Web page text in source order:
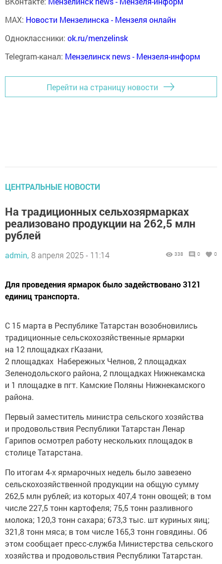
MAX: Новости Мензелинска - Мензеля онлайн
Одноклассники: ok.ru/menzelinsk
Telegram-канал: Мензелинск news - Мензеля-информ
Перейти на страницу новости
ЦЕНТРАЛЬНЫЕ НОВОСТИ
На традиционных сельхозярмарках
реализовано продукции на 262,5 млн
рублей
admin, 8 апреля 2025 - 11:14 338 0 0
Для проведения ярмарок было задействовано 3121
единиц транспорта.
С 15 марта в Республике Татарстан возобновились
традиционные сельскохозяйственные ярмарки
на 12 площадках гКазани,
2 площадках Набережных Челнов, 2 площадках
Зеленодольского района, 2 площадках Нижнекамска
и 1 площадке в пгт. Камские Поляны Нижнекамского
района.
Первый заместитель министра сельского хозяйства
и продовольствия Республики Татарстан Ленар
Гарипов осмотрел работу нескольких площадок в
столице Татарстана.
По итогам 4-х ярмарочных недель было завезено
сельскохозяйственной продукции на общую сумму
262,5 млн рублей; из которых 407,4 тонн овощей; в том
числе 227,5 тонн картофеля; 75,5 тонн разливного
молока; 120,3 тонн сахара; 673,3 тыс. шт куриных яиц;
321,8 тонн мяса; в том числе 165,3 тонн говядины. Об
этом сообщает пресс-служба Министерства сельского
хозяйства и продовольствия Республики Татарстан.